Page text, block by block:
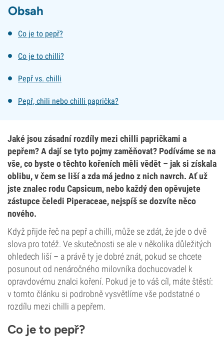
Obsah
Co je to pepř?
Co je to chilli?
Pepř vs. chilli
Pepř, chili nebo chilli paprička?
Jaké jsou zásadní rozdíly mezi chilli papričkami a
pepřem? A dají se tyto pojmy zaměňovat? Podíváme se na
vše, co byste o těchto kořeních měli vědět – jak si získala
oblibu, v čem se liší a zda má jedno z nich navrch. Ať už
jste znalec rodu Capsicum, nebo každý den opěvujete
zástupce čeledi Piperaceae, nejspíš se dozvíte něco
nového.
Když přijde řeč na pepř a chilli, může se zdát, že jde o dvě
slova pro totéž. Ve skutečnosti se ale v několika důležitých
ohledech liší – a právě ty je dobré znát, pokud se chcete
posunout od nenáročného milovníka dochucovadel k
opravdovému znalci koření. Pokud je to váš cíl, máte štěstí:
v tomto článku si podrobně vysvětlíme vše podstatné o
rozdílu mezi chilli a pepřem.
Co je to pepř?